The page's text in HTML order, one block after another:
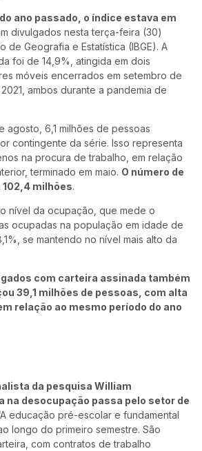
ano passado, o índice estava em
divulgados nesta terça-feira (30)
de Geografia e Estatística (IBGE). A
foi de 14,9%, atingida em dois
móveis encerrados em setembro de
ambos durante a pandemia de
agosto, 6,1 milhões de pessoas
contingente da série. Isso representa
na procura de trabalho, em relação
terminado em maio. O número de
milhões.
nível da ocupação, que mede o
ocupadas na população em idade de
se mantendo no nível mais alto da
com carteira assinada também
39,1 milhões de pessoas, com alta
relação ao mesmo período do ano
da pesquisa William
na desocupação passa pelo setor de
educação pré-escolar e fundamental
longo do primeiro semestre. São
com contratos de trabalho